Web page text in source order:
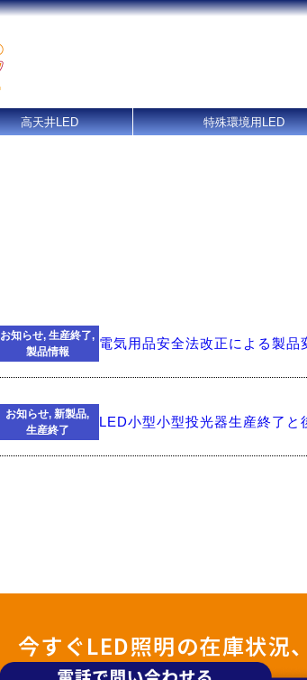
高天井LED 特殊環境用LED
お知らせ, 生産終了,
製品情報
電気用品安全法改正による製品
お知らせ, 新製品,
生産終了
LED小型小型投光器生産終了と
今すぐLED照明の在庫状況